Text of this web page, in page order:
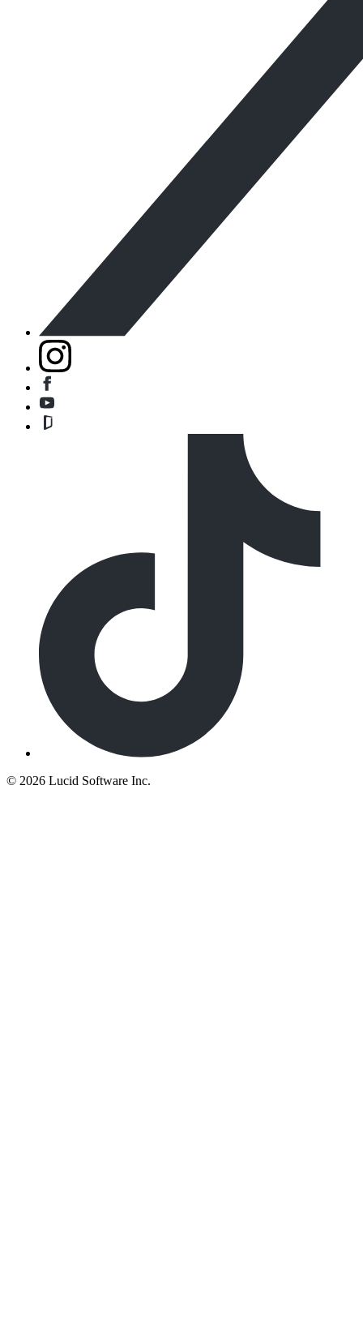
© 2026 Lucid Software Inc.